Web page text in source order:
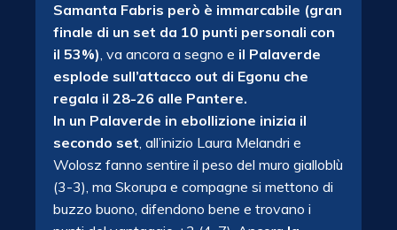
Samanta Fabris però è immarcabile (gran
finale di un set da 10 punti personali con
il 53%), va ancora a segno e il Palaverde
esplode sull’attacco out di Egonu che
regala il 28-26 alle Pantere.
In un Palaverde in ebollizione inizia il
secondo set, all’inizio Laura Melandri e
Wolosz fanno sentire il peso del muro gialloblù
(3-3), ma Skorupa e compagne si mettono di
buzzo buono, difendono bene e trovano i